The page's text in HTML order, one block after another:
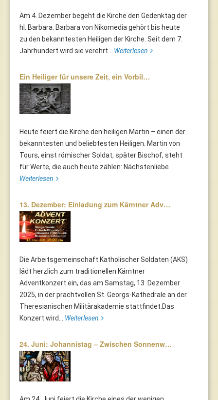
Am 4. Dezember begeht die Kirche den Gedenktag der
hl. Barbara. Barbara von Nikomedia gehört bis heute
zu den bekanntesten Heiligen der Kirche. Seit dem 7.
Jahrhundert wird sie verehrt... Weiterlesen
Ein Heiliger für unsere Zeit, ein Vorbil…
Heute feiert die Kirche den heiligen Martin – einen der
bekanntesten und beliebtesten Heiligen. Martin von
Tours, einst römischer Soldat, später Bischof, steht
für Werte, die auch heute zählen: Nächstenliebe...
Weiterlesen
13. Dezember: Einladung zum Kärntner Adv…
Die Arbeitsgemeinschaft Katholischer Soldaten (AKS)
lädt herzlich zum traditionellen Kärntner
Adventkonzert ein, das am Samstag, 13. Dezember
2025, in der prachtvollen St. Georgs-Kathedrale an der
Theresianischen Militärakademie stattfindet.Das
Konzert wird... Weiterlesen
24. Juni: Johannistag – Zwischen Sonnenw…